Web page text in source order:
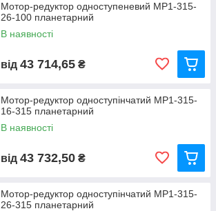
Мотор-редуктор одноступеневий МР1-315-
26-100 планетарний
В наявності
від 43 714,65 ₴
Мотор-редуктор одноступінчатий МР1-315-
16-315 планетарний
В наявності
від 43 732,50 ₴
Мотор-редуктор одноступінчатий МР1-315-
26-315 планетарний